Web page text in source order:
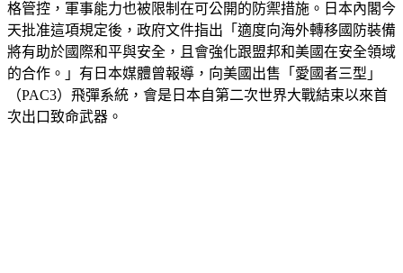
根據法新社報導，在日本的和平憲法中，該國武器出口受到嚴
格管控，軍事能力也被限制在可公開的防禦措施。日本內閣今
天批准這項規定後，政府文件指出「適度向海外轉移國防裝備
將有助於國際和平與安全，且會強化跟盟邦和美國在安全領域
的合作。」有日本媒體曾報導，向美國出售「愛國者三型」
（PAC3）飛彈系統，會是日本自第二次世界大戰結束以來首